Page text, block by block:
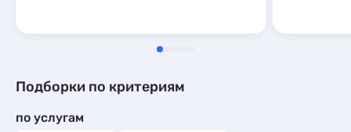
Подборки по критериям
по услугам